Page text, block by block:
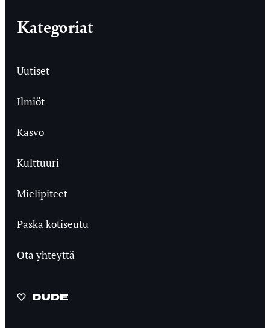
Kategoriat
Uutiset
Ilmiöt
Kasvo
Kulttuuri
Mielipiteet
Paska kotiseutu
Ota yhteyttä